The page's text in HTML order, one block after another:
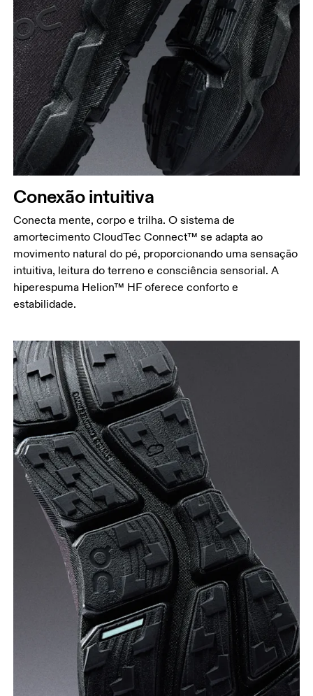
Conexão intuitiva
Conecta mente, corpo e trilha. O sistema de
amortecimento CloudTec Connect™ se adapta ao
movimento natural do pé, proporcionando uma sensação
intuitiva, leitura do terreno e consciência sensorial. A
hiperespuma Helion™ HF oferece conforto e
estabilidade.